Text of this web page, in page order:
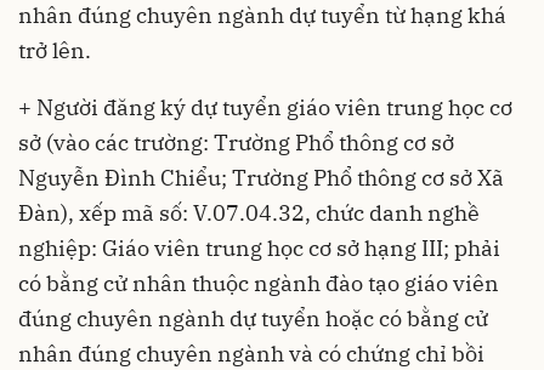
nhân đúng chuyên ngành dự tuyển từ hạng khá
trở lên.
+ Người đăng ký dự tuyển giáo viên trung học cơ
sở (vào các trường: Trường Phổ thông cơ sở
Nguyễn Đình Chiểu; Trường Phổ thông cơ sở Xã
Đàn), xếp mã số: V.07.04.32, chức danh nghề
nghiệp: Giáo viên trung học cơ sở hạng III; phải
có bằng cử nhân thuộc ngành đào tạo giáo viên
đúng chuyên ngành dự tuyển hoặc có bằng cử
nhân đúng chuyên ngành và có chứng chỉ bồi